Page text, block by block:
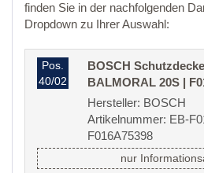
finden Sie in der nachfolgenden
Dropdown zu Ihrer Auswahl:
Pos.
40/02
BOSCH
BALMORAL 20S |
Hersteller: BOSCH
Artikelnummer: EB-
F016A75398
nur